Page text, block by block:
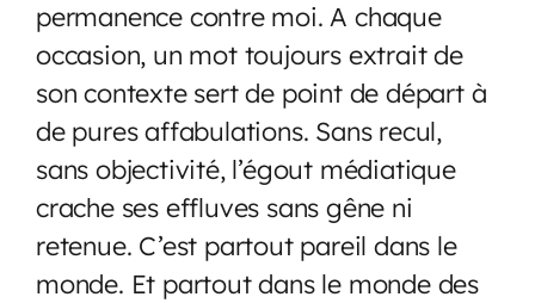
permanence contre moi. A chaque
occasion, un mot toujours extrait de
son contexte sert de point de départ à
de pures affabulations. Sans recul,
sans objectivité, l’égout médiatique
crache ses effluves sans gêne ni
retenue. C’est partout pareil dans le
monde. Et partout dans le monde des